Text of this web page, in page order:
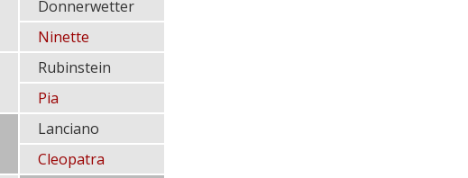
Donnerwetter
Ninette
Rubinstein
Pia
Lanciano
Cleopatra